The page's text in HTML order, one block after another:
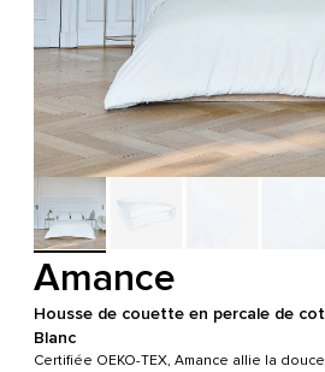
Amance
Housse de couette en percale de
Blanc
Certifiée OEKO-TEX, Amance allie la